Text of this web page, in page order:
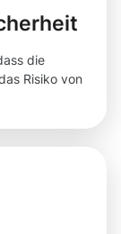
die
Risiko von